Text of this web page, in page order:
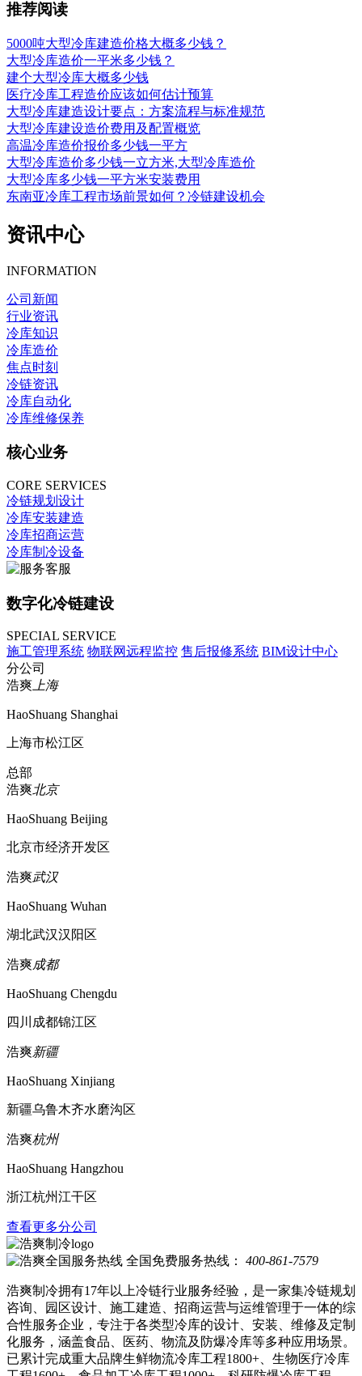
推荐阅读
5000吨大型冷库建造价格大概多少钱？
大型冷库造价一平米多少钱？
建个大型冷库大概多少钱
医疗冷库工程造价应该如何估计预算
大型冷库建造设计要点：方案流程与标准规范
大型冷库建设造价费用及配置概览
高温冷库造价报价多少钱一平方
大型冷库造价多少钱一立方米,大型冷库造价
大型冷库多少钱一平方米安装费用
东南亚冷库工程市场前景如何？冷链建设机会
资讯中心
INFORMATION
公司新闻
行业资讯
冷库知识
冷库造价
焦点时刻
冷链资讯
冷库自动化
冷库维修保养
核心业务
CORE SERVICES
冷链规划设计
冷库安装建造
冷库招商运营
冷库制冷设备
数字化冷链建设
SPECIAL SERVICE
施工管理系统 物联网远程监控 售后报修系统 BIM设计中心
分公司
浩爽上海
HaoShuang Shanghai
上海市松江区
总部
浩爽北京
HaoShuang Beijing
北京市经济开发区
浩爽武汉
HaoShuang Wuhan
湖北武汉汉阳区
浩爽成都
HaoShuang Chengdu
四川成都锦江区
浩爽新疆
HaoShuang Xinjiang
新疆乌鲁木齐水磨沟区
浩爽杭州
HaoShuang Hangzhou
浙江杭州江干区
查看更多分公司
全国免费服务热线： 400-861-7579
浩爽制冷拥有17年以上冷链行业服务经验，是一家集冷链规划
咨询、园区设计、施工建造、招商运营与运维管理于一体的综
合性服务企业，专注于各类型冷库的设计、安装、维修及定制
化服务，涵盖食品、医药、物流及防爆冷库等多种应用场景。
已累计完成重大品牌生鲜物流冷库工程1800+、生物医疗冷库